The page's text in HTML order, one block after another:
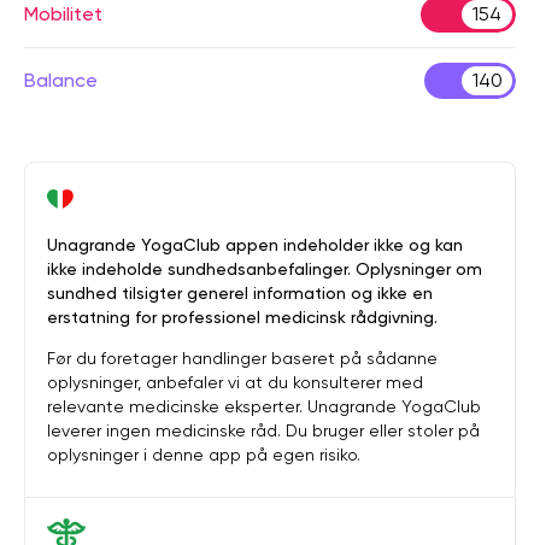
Mobilitet 154
Balance 140
Unagrande YogaClub appen indeholder ikke og kan
ikke indeholde sundhedsanbefalinger. Oplysninger om
sundhed tilsigter generel information og ikke en
erstatning for professionel medicinsk rådgivning.
Før du foretager handlinger baseret på sådanne
oplysninger, anbefaler vi at du konsulterer med
relevante medicinske eksperter. Unagrande YogaClub
leverer ingen medicinske råd. Du bruger eller stoler på
oplysninger i denne app på egen risiko.